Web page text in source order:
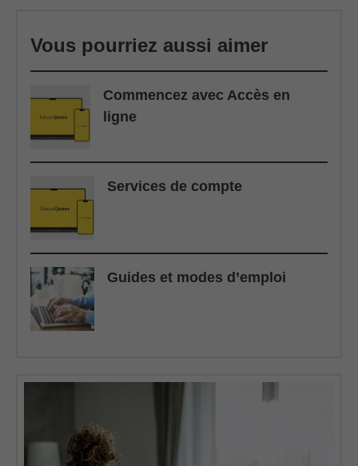
Vous pourriez aussi aimer
Commencez avec Accès en
ligne
Services de compte
Guides et modes d’emploi